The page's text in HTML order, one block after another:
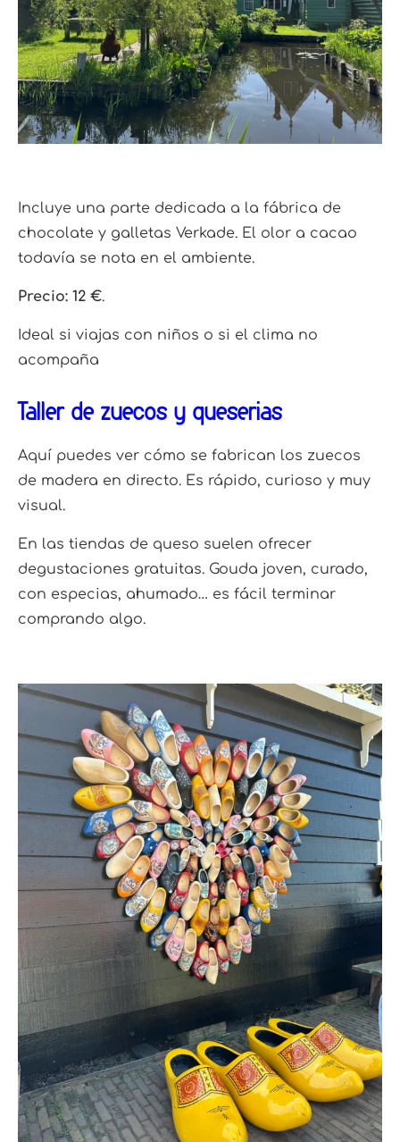
Incluye una parte dedicada a la fábrica de
chocolate y galletas Verkade. El olor a cacao
todavía se nota en el ambiente.
Precio: 12 €.
Ideal si viajas con niños o si el clima no
acompaña
Taller de zuecos y queserías
Aquí puedes ver cómo se fabrican los zuecos
de madera en directo. Es rápido, curioso y muy
visual.
En las tiendas de queso suelen ofrecer
degustaciones gratuitas. Gouda joven, curado,
con especias, ahumado… es fácil terminar
comprando algo.